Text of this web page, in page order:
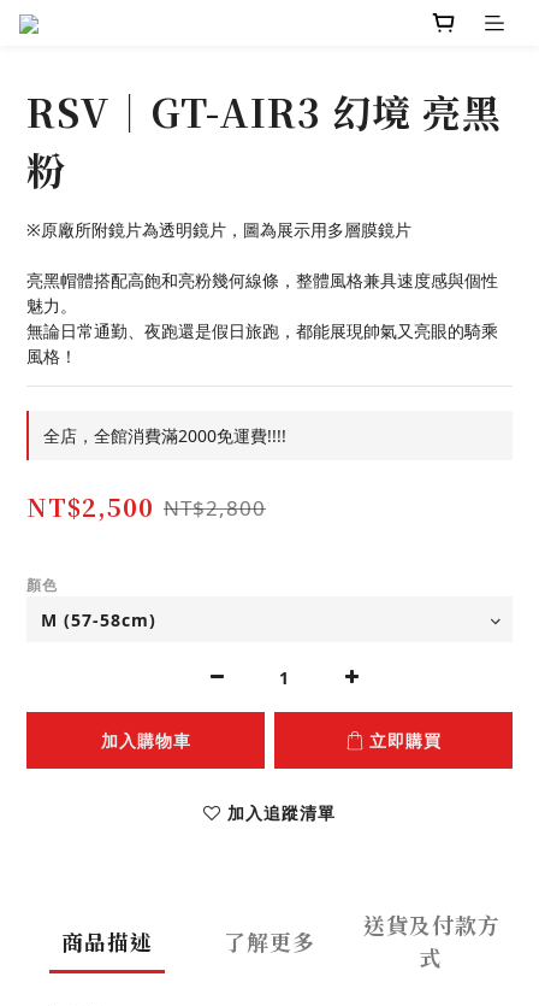
RSV｜GT-AIR3 幻境 亮黑
粉
※原廠所附鏡片為透明鏡片，圖為展示用多層膜鏡片
亮黑帽體搭配高飽和亮粉幾何線條，整體風格兼具速度感與個性
魅力。
無論日常通勤、夜跑還是假日旅跑，都能展現帥氣又亮眼的騎乘
風格！
全店，全館消費滿2000免運費!!!!
NT$2,500 NT$2,800
顏色
加入購物車 立即購買
加入追蹤清單
商品描述 了解更多
送貨及付款方
式